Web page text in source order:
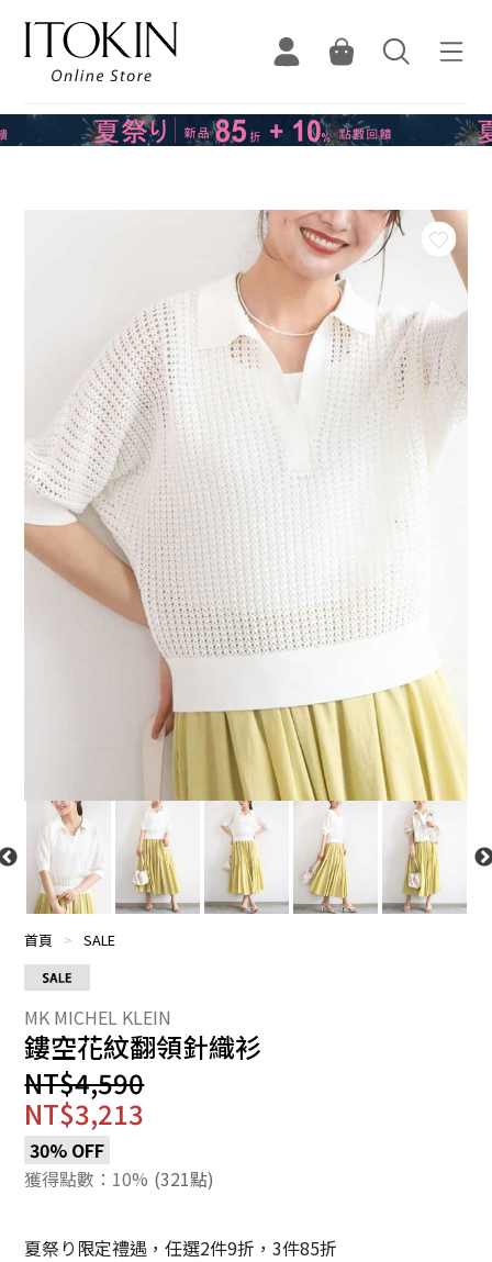
首頁 > SALE
鏤空花紋翻領針織衫
NT$4,590
NT$3,213
30% OFF
獲得點數：10% (321點)
夏祭り限定禮遇，任選2件9折，3件85折